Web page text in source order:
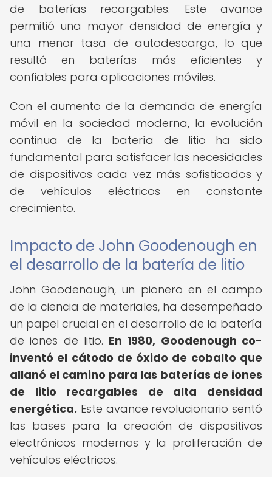
de baterías recargables. Este avance
permitió una mayor densidad de energía y
una menor tasa de autodescarga, lo que
resultó en baterías más eficientes y
confiables para aplicaciones móviles.
Con el aumento de la demanda de energía
móvil en la sociedad moderna, la evolución
continua de la batería de litio ha sido
fundamental para satisfacer las necesidades
de dispositivos cada vez más sofisticados y
de vehículos eléctricos en constante
crecimiento.
Impacto de John Goodenough en
el desarrollo de la batería de litio
John Goodenough, un pionero en el campo
de la ciencia de materiales, ha desempeñado
un papel crucial en el desarrollo de la batería
de iones de litio. En 1980, Goodenough co-
inventó el cátodo de óxido de cobalto que
allanó el camino para las baterías de iones
de litio recargables de alta densidad
energética. Este avance revolucionario sentó
las bases para la creación de dispositivos
electrónicos modernos y la proliferación de
vehículos eléctricos.